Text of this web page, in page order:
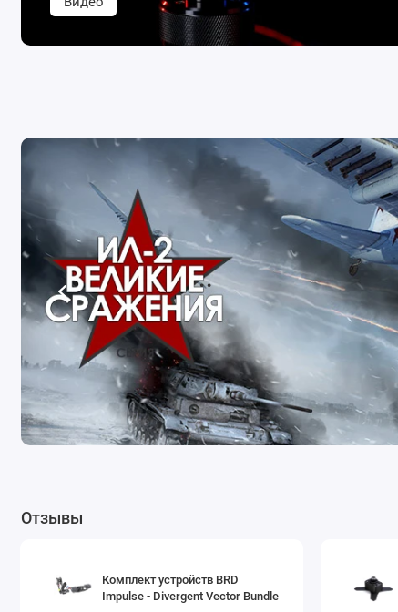
..
Отзывы
Комплект устройств BRD
Impulse - Divergent Vector Bundle